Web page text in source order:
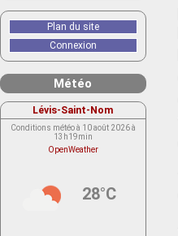
Plan du site
Connexion
Météo
Lévis-Saint-Nom
Conditions météo à 10 août 2026 à
13h19min
OpenWeather
28°C